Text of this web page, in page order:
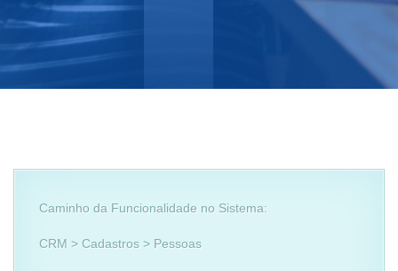
Caminho da Funcionalidade no Sistema:
CRM > Cadastros > Pessoas